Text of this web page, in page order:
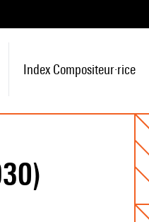
Index Compositeur·rice